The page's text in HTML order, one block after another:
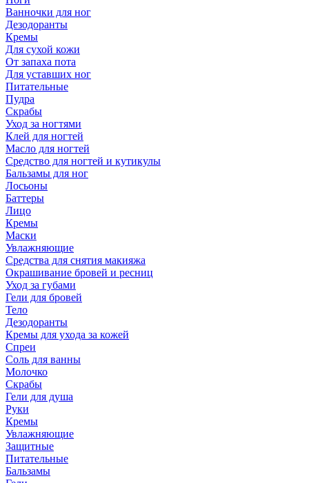
Ванночки для ног
Дезодоранты
Кремы
Для сухой кожи
От запаха пота
Для уставших ног
Питательные
Пудра
Скрабы
Уход за ногтями
Клей для ногтей
Масло для ногтей
Средство для ногтей и кутикулы
Бальзамы для ног
Лосьоны
Баттеры
Лицо
Кремы
Маски
Увлажняющие
Средства для снятия макияжа
Окрашивание бровей и ресниц
Уход за губами
Гели для бровей
Тело
Дезодоранты
Кремы для ухода за кожей
Спреи
Соль для ванны
Молочко
Скрабы
Гели для душа
Руки
Кремы
Увлажняющие
Защитные
Питательные
Бальзамы